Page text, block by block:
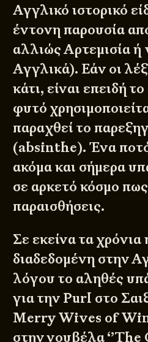
Αγγλικό ιστορικό
έντονη παρουσία
αλλιώς Αρτεμισία
Αγγλικά). Εάν οι
κάτι, είναι επειδή
φυτό
παραχθεί το
(absinthe). Ένα
ακόμα και σήμερα
σε αρκετό κόσμο
παραισθήσεις.
Σε εκείνα τα χρόνια
διαδεδομένη στην
λόγου το αληθές
για την Purl στο
Merry Wives of
στην νουβέλα